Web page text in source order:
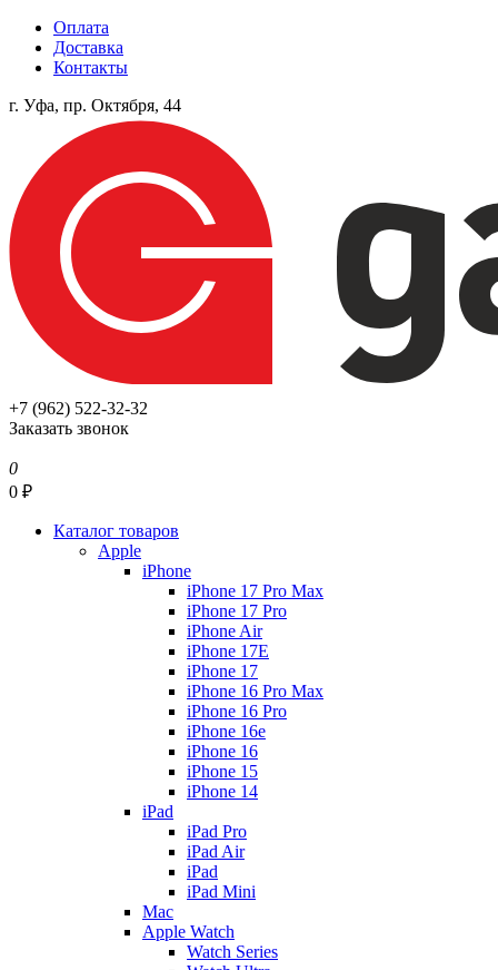
Оплата
Доставка
Контакты
г. Уфа, пр. Октября, 44
+7 (962) 522-32-32
Заказать звонок
0
0 ₽
Каталог товаров
Apple
iPhone
iPhone 17 Pro Max
iPhone 17 Pro
iPhone Air
iPhone 17E
iPhone 17
iPhone 16 Pro Max
iPhone 16 Pro
iPhone 16e
iPhone 16
iPhone 15
iPhone 14
iPad
iPad Pro
iPad Air
iPad
iPad Mini
Mac
Apple Watch
Watch Series